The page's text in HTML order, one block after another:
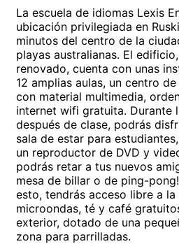
La escuela de idiomas Lexis
ubicación privilegiada en
minutos del centro de la
playas australianas. El
renovado, cuenta con unas
12 amplias aulas, un centro
con material multimedia,
internet wifi gratuita. Durante
después de clase, podrás
sala de estar para
un reproductor de DVD y
podrás retar a tus nuevos
mesa de billar o de ping-
esto, tendrás acceso libre a
microondas, té y café
exterior, dotado de una
zona para parrilladas.